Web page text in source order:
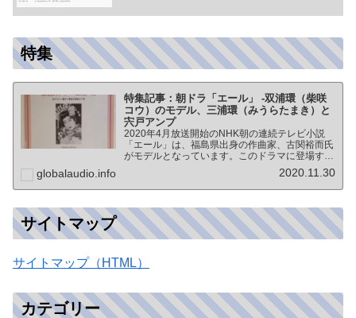
特集
特集記事：朝ドラ「エール」 -双浦環（柴咲
コウ）のモデル、三浦環（みうらたまき）と
宍戸アンプ
2020年4月放送開始のNHK朝の連続テレビ小説
「エール」は、福島県出身の作曲家、古関裕而氏
がモデルとなっています。このドラマに登場する
戦前の声楽家、三浦環さんと、本サイトにも登場
する宍戸公一氏のアンプ（著書「送信管によるシ
ングルアンプ製作…
globalaudio.info 2020.11.30
サイトマップ
サイトマップ（HTML）
カテゴリー